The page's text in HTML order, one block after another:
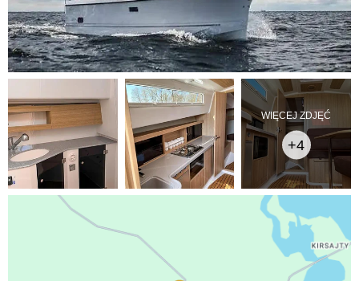
WIĘCEJ ZDJĘĆ
+4